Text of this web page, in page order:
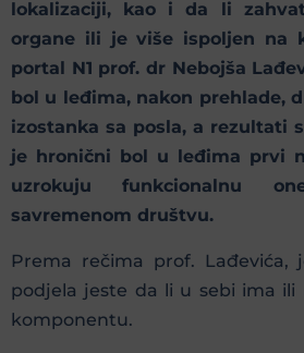
lokalizaciji, kao i da li
organe ili je više ispoljen na
portal N1 prof. dr Nebojša
bol u leđima, nakon prehlade,
izostanka sa posla, a rezultati
je hronični bol u leđima prvi
uzrokuju funkcionalnu
savremenom društvu.
Prema rečima prof. Lađevića,
podjela jeste da li u sebi ima ili
komponentu.